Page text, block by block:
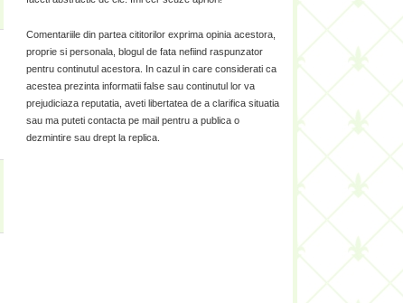
Comentariile din partea cititorilor exprima opinia acestora,
proprie si personala, blogul de fata nefiind raspunzator
pentru continutul acestora. In cazul in care considerati ca
acestea prezinta informatii false sau continutul lor va
prejudiciaza reputatia, aveti libertatea de a clarifica situatia
sau ma puteti contacta pe mail pentru a publica o
dezmintire sau drept la replica.